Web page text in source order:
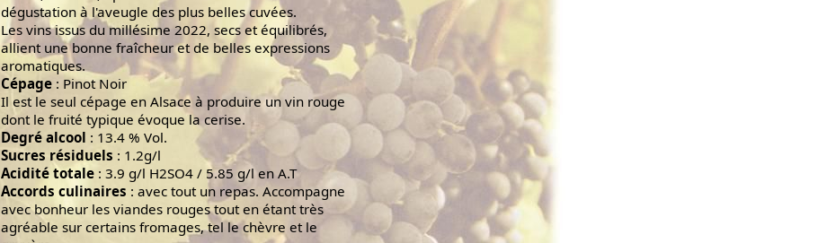
dégustation à l'aveugle des plus belles cuvées.
Les vins issus du millésime 2022, secs et équilibrés,
allient une bonne fraîcheur et de belles expressions
aromatiques.
Cépage : Pinot Noir
Il est le seul cépage en Alsace à produire un vin rouge
dont le fruité typique évoque la cerise.
Degré alcool : 13.4 % Vol.
Sucres résiduels : 1.2g/l
Acidité totale : 3.9 g/l H2SO4 / 5.85 g/l en A.T
Accords culinaires : avec tout un repas. Accompagne
avec bonheur les viandes rouges tout en étant très
agréable sur certains fromages, tel le chèvre et le